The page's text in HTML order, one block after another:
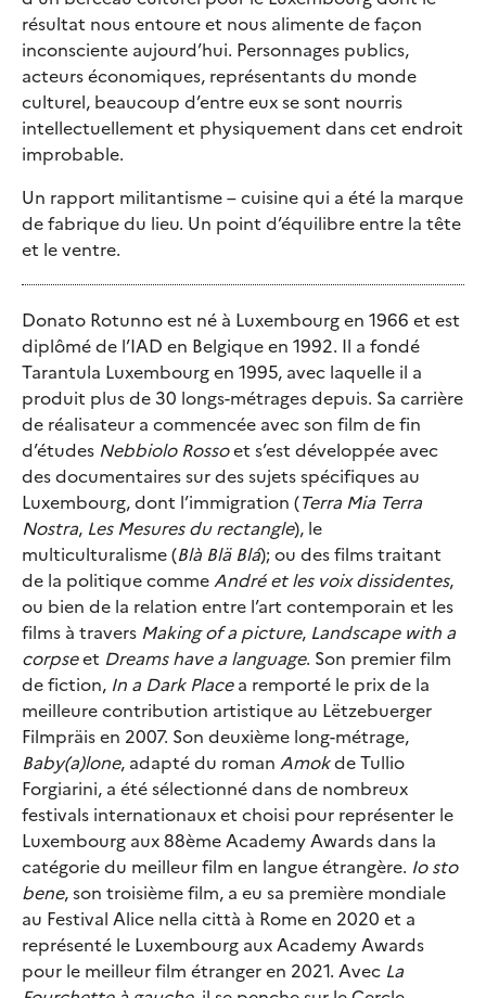
résultat nous entoure et nous alimente de façon
inconsciente aujourd’hui. Personnages publics,
acteurs économiques, représentants du monde
culturel, beaucoup d’entre eux se sont nourris
intellectuellement et physiquement dans cet endroit
improbable.
Un rapport militantisme – cuisine qui a été la marque
de fabrique du lieu. Un point d’équilibre entre la tête
et le ventre.
Donato Rotunno est né à Luxembourg en 1966 et est
diplômé de l’IAD en Belgique en 1992. Il a fondé
Tarantula Luxembourg en 1995, avec laquelle il a
produit plus de 30 longs-métrages depuis. Sa carrière
de réalisateur a commencée avec son film de fin
d’études Nebbiolo Rossoet s’est développée avec
des documentaires sur des sujets spécifiques au
Luxembourg, dont l’immigration (Terra Mia Terra
Nostra, Les Mesures du rectangle), le
multiculturalisme (Blà Blä Blá); ou des films traitant
de la politique commeAndré et les voix dissidentes,
ou bien de la relation entre l’art contemporain et les
films à travers Making of a picture, Landscape with a
corpseet Dreams have a language. Son premier film
de fiction, In a Dark Placea remporté le prix de la
meilleure contribution artistique au Lëtzebuerger
Filmpräis en 2007. Son deuxième long-métrage,
Baby(a)lone, adapté du roman Amokde Tullio
Forgiarini, a été sélectionné dans de nombreux
festivals internationaux et choisi pour représenter le
Luxembourg aux 88ème Academy Awards dans la
catégorie du meilleur film en langue étrangère. Io sto
bene, son troisième film, a eu sa première mondiale
au Festival Alice nella città à Rome en 2020 et a
représenté le Luxembourg aux Academy Awards
pour le meilleur film étranger en 2021. Avec La